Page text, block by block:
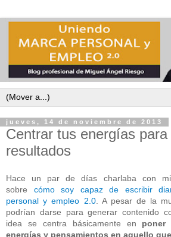
jueves, 14 de noviembre de 2013
Centrar tus energías
resultados
Hace un par de días charlaba con
sobre cómo soy capaz de escribir
personal y empleo 2.0. A pesar de la
podrían darse para generar contenido
idea se centra básicamente en
energías y pensamientos en aquello